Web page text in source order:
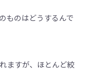
ものはどうするんで
ますが、ほとんど絞